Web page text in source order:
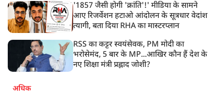
'1857 जैसी होगी 'क्रांति'!' मीडिया के सामने
आए रिजर्वेशन हटाओ आंदोलन के सूत्रधार वेदांश
त्यागी, बता दिया RHA का मास्टरप्लान
RSS का कट्टर स्वयंसेवक, PM मोदी का
भरोसेमंद, 5 बार के MP...आखिर कौन हैं देश के
नए शिक्षा मंत्री प्रह्लाद जोशी?
अधिक